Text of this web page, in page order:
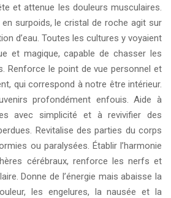
et attenue les douleurs musculaires.
surpoids, le cristal de roche agit sur
d’eau. Toutes les cultures y voyaient
et magique, capable de chasser les
Renforce le point de vue personnel et
qui correspond à notre être intérieur.
profondément enfouis. Aide à
avec simplicité et à revivifier des
Revitalise des parties du corps
ou paralysées. Établir l’harmonie
cérébraux, renforce les nerfs et
Donne de l’énergie mais abaisse la
les engelures, la nausée et la